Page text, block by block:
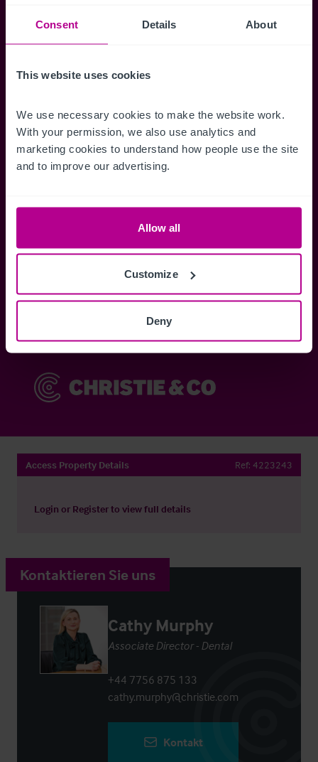
Consent Details About
This website uses cookies
We use necessary cookies to make the website work.
With your permission, we also use analytics and
marketing cookies to understand how people use the site
and to improve our advertising.
Allow all
Customize
Deny
Benachrichtigungen für neuen Objekten zu
erhalten.
Zugriff auf alle
Informationen
Erhalten Sie Zugriff auf alle
Mitglieder.
Speichern
und einfach
Anmelden
Access Property Details Ref: 4223243
Login or Registerto view full details
Kontaktieren Sie uns
Cathy Murphy
Associate Director - Dental
+44 7756 875 133
cathy.murphy@christie.com
Kontakt